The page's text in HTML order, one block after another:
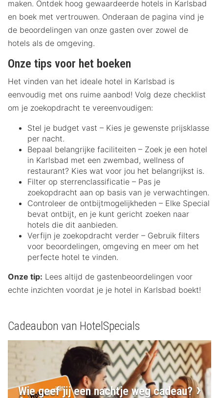
maken. Ontdek hoog gewaardeerde hotels in Karlsbad
en boek met vertrouwen. Onderaan de pagina vind je
de beoordelingen van onze gasten over zowel de
hotels als de omgeving.
Onze tips voor het boeken
Het vinden van het ideale hotel in Karlsbad is
eenvoudig met ons ruime aanbod! Volg deze checklist
om je zoekopdracht te vereenvoudigen:
Stel je budget vast – Kies je gewenste prijsklasse
per nacht.
Bepaal belangrijke faciliteiten – Zoek je een hotel
in Karlsbad met een zwembad, wellness of
restaurant? Kies wat voor jou het belangrijkst is.
Filter op sterrenclassificatie – Pas je
zoekopdracht aan op basis van je verwachtingen.
Controleer de ontbijtmogelijkheden – Elke Special
bevat ontbijt, en je kunt gericht zoeken naar
hotels die dit aanbieden.
Verfijn je zoekopdracht verder – Gebruik filters
voor beoordelingen, omgeving en meer om het
perfecte hotel te vinden.
Onze tip: Lees altijd de gastenbeoordelingen voor
echte inzichten voordat je je hotel in Karlsbad boekt!
Cadeaubon van HotelSpecials
Wie geef jij een nachtje weg cadeau?